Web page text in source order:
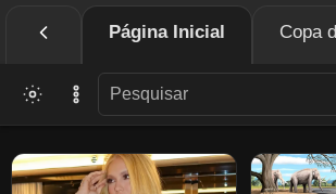
Página Inicial Copa